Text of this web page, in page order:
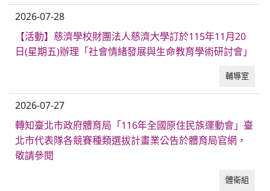
2026-07-28
【活動】慈濟學校財團法人慈濟大學訂於115年11月20
日(星期五)辦理「社會情緒發展與生命教育學術研討會」
輔導室
2026-07-27
轉知臺北市政府體育局「116年全國原住民族運動會」臺
北市代表隊各競賽種類選拔計畫業公告於體育局官網，
敬請參閱
體衛組